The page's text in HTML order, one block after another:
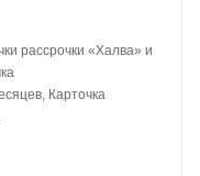
рассрочки «Халва» и
Карточка